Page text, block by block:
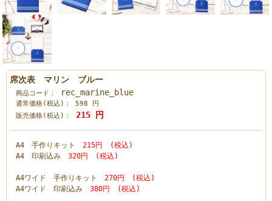
席次表 マリン ブルー
商品コード： rec_marine_blue
通常価格(税込)： 598 円
販売価格(税込)：
215 円
A4 手作りキット 215円 (税込)
A4 印刷込み 320円 (税込)
A4ワイド 手作りキット 270円 (税込)
A4ワイド 印刷込み 380円 (税込)